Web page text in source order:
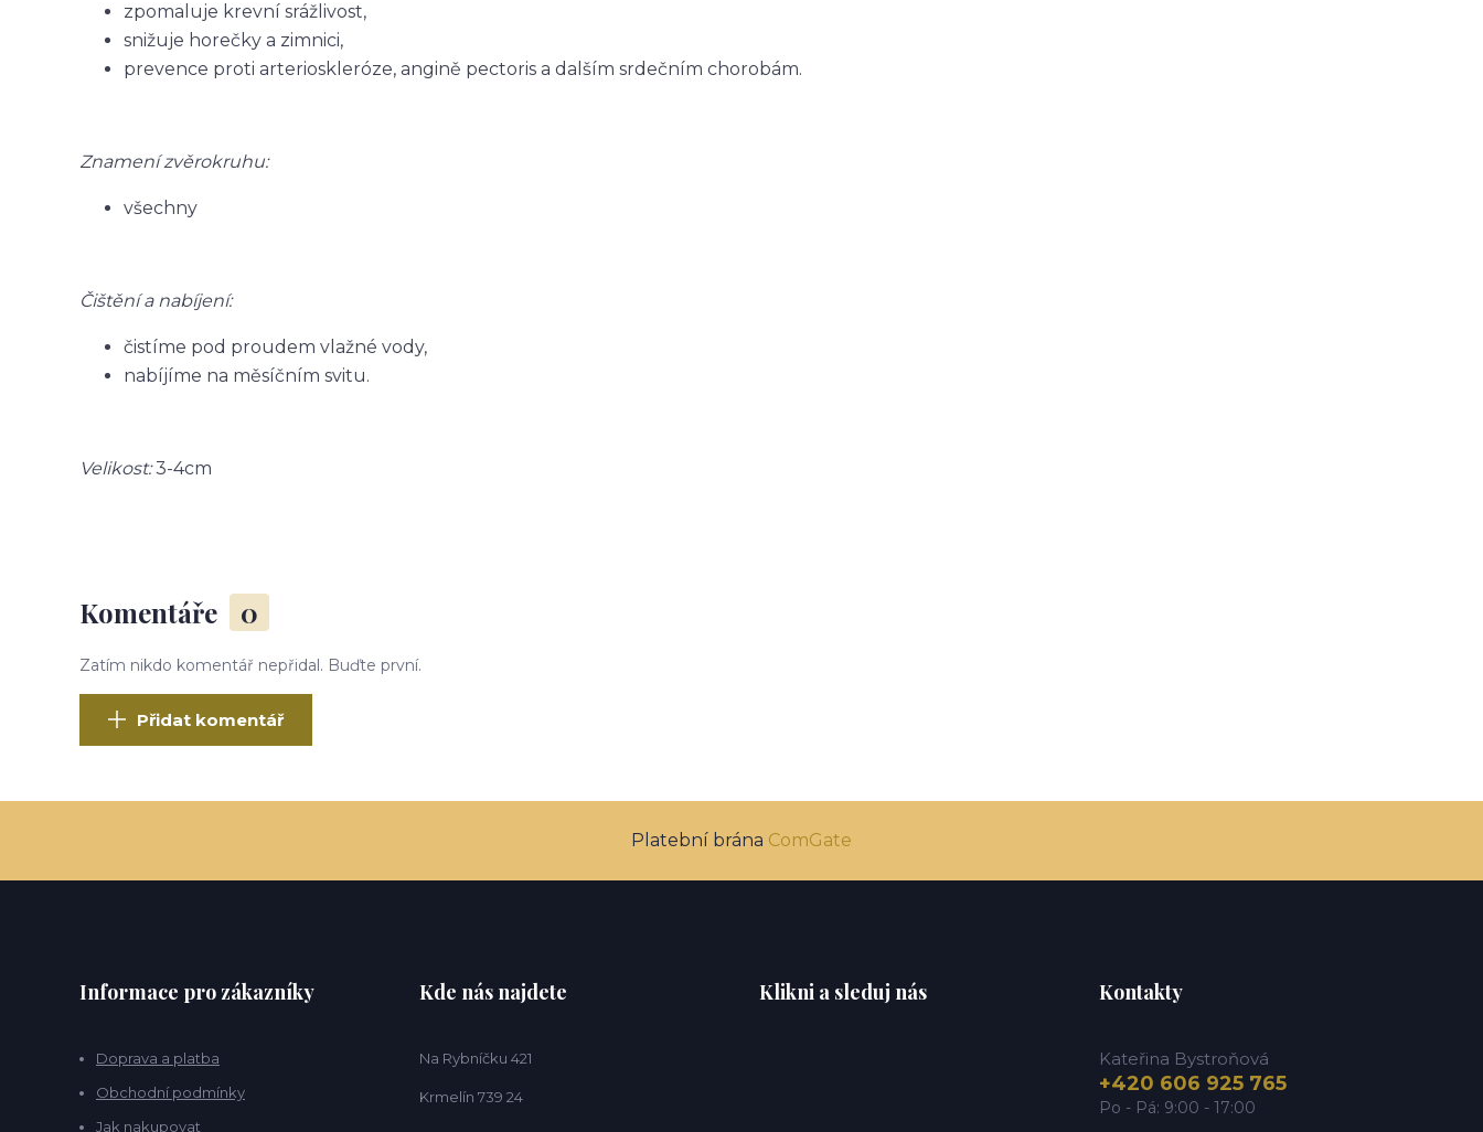
zpomaluje krevní srážlivost,
snižuje horečky a zimnici,
prevence proti arterioskleróze, angině pectoris a dalším srdečním chorobám.
Znamení zvěrokruhu:
všechny
Čištění a nabíjení:
čistíme pod proudem vlažné vody,
nabíjíme na měsíčním svitu.
Velikost:3-4cm
Komentáře 0
Zatím nikdo komentář nepřidal. Buďte první.
Přidat komentář
Platební brána ComGate
Informace pro zákazníky
Doprava a platba
Obchodní podmínky
Jak nakupovat
Kde nás najdete
Na Rybníčku 421
Krmelín 739 24
Klikni a sleduj nás Kontakty
Kateřina Bystroňová
+420 606 925 765
Po - Pá: 9:00 - 17:00